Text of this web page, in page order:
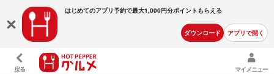
はじめてのアプリ予約で最大1,000円分ポイントもらえる
ダウンロード アプリで開く
戻る マイメニュー